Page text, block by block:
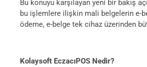
Bu konuyu karşılayan yeni bir bakış
bu işlemlere ilişkin mali belgelerin e-
ödeme, e-belge tek cihaz üzerinden
Kolaysoft EczacıPOS Nedir?